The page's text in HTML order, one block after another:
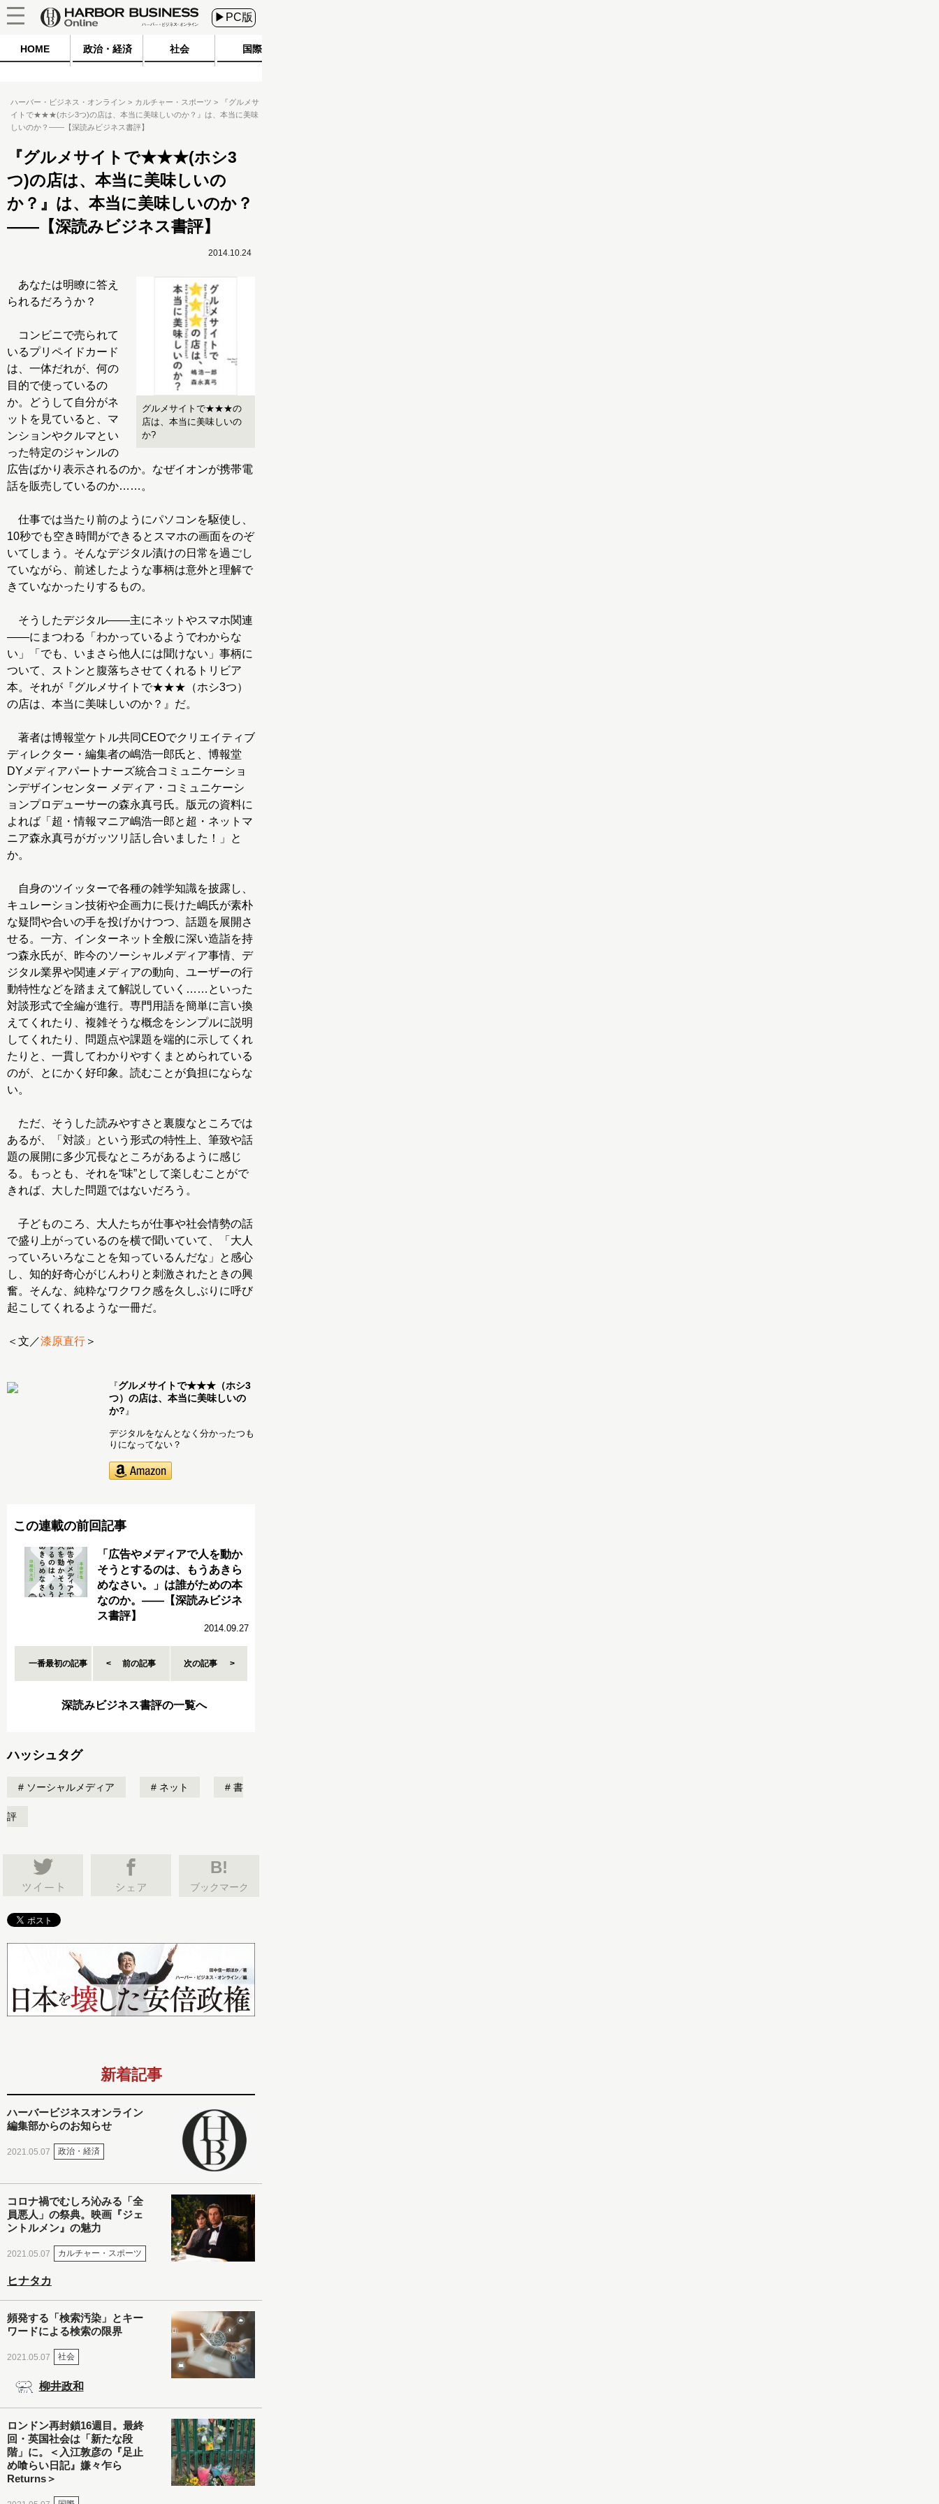
▶PC版
HOME 政治・経済 社会 国際
ハーバー・ビジネス・オンライン カルチャー・スポーツ
『グルメサ
イトで★★★(ホシ3つ)の店は、本当に美味しいのか？』は、本当に美味
しいのか？――【深読みビジネス書評】
『グルメサイトで★★★(ホシ3
つ)の店は、本当に美味しいの
か？』は、本当に美味しいのか？
――【深読みビジネス書評】
2014.10.24
グルメサイトで★★★の
店は、本当に美味しいの
か?
あなたは明瞭に答え
られるだろうか？
コンビニで売られて
いるプリペイドカード
は、一体だれが、何の
目的で使っているの
か。どうして自分がネ
ットを見ていると、マ
ンションやクルマとい
った特定のジャンルの
広告ばかり表示されるのか。なぜイオンが携帯電
話を販売しているのか……。
仕事では当たり前のようにパソコンを駆使し、
10秒でも空き時間ができるとスマホの画面をのぞ
いてしまう。そんなデジタル漬けの日常を過ごし
ていながら、前述したような事柄は意外と理解で
きていなかったりするもの。
そうしたデジタル――主にネットやスマホ関連
――にまつわる「わかっているようでわからな
い」「でも、いまさら他人には聞けない」事柄に
ついて、ストンと腹落ちさせてくれるトリビア
本。それが『グルメサイトで★★★（ホシ3つ）
の店は、本当に美味しいのか？』だ。
著者は博報堂ケトル共同CEOでクリエイティブ
ディレクター・編集者の嶋浩一郎氏と、博報堂
DYメディアパートナーズ統合コミュニケーショ
ンデザインセンター メディア・コミュニケーシ
ョンプロデューサーの森永真弓氏。版元の資料に
よれば「超・情報マニア嶋浩一郎と超・ネットマ
ニア森永真弓がガッツリ話し合いました！」と
か。
自身のツイッターで各種の雑学知識を披露し、
キュレーション技術や企画力に長けた嶋氏が素朴
な疑問や合いの手を投げかけつつ、話題を展開さ
せる。一方、インターネット全般に深い造詣を持
つ森永氏が、昨今のソーシャルメディア事情、デ
ジタル業界や関連メディアの動向、ユーザーの行
動特性などを踏まえて解説していく……といった
対談形式で全編が進行。専門用語を簡単に言い換
えてくれたり、複雑そうな概念をシンプルに説明
してくれたり、問題点や課題を端的に示してくれ
たりと、一貫してわかりやすくまとめられている
のが、とにかく好印象。読むことが負担にならな
い。
ただ、そうした読みやすさと裏腹なところでは
あるが、「対談」という形式の特性上、筆致や話
題の展開に多少冗長なところがあるように感じ
る。もっとも、それを“味”として楽しむことがで
きれば、大した問題ではないだろう。
子どものころ、大人たちが仕事や社会情勢の話
で盛り上がっているのを横で聞いていて、「大人
っていろいろなことを知っているんだな」と感心
し、知的好奇心がじんわりと刺激されたときの興
奮。そんな、純粋なワクワク感を久しぶりに呼び
起こしてくれるような一冊だ。
＜文／漆原直行 ＞
『グルメサイトで★★★（ホシ3
つ）の店は、本当に美味しいの
か? 』
デジタルをなんとなく分かったつも
りになってない？
この連載の前回記事
「広告やメディアで人を動か
そうとするのは、もうあきら
めなさい。」は誰がための本
なのか。――【深読みビジネ
ス書評】
2014.09.27
一番最初の記事 前の記事 次の記事
深読みビジネス書評の一覧へ
ハッシュタグ
ソーシャルメディア ネット 書
評
B!
ブックマーク
新着記事
ハーバービジネスオンライン
編集部からのお知らせ
2021.05.07 政治・経済
コロナ禍でむしろ沁みる「全
員悪人」の祭典。映画『ジェ
ントルメン』の魅力
2021.05.07 カルチャー・スポーツ
ヒナタカ
頻発する「検索汚染」とキー
ワードによる検索の限界
2021.05.07 社会
柳井政和
ロンドン再封鎖16週目。最終
回・英国社会は「新たな段
階」に。＜入江敦彦の『足止
め喰らい日記』嫌々乍ら
Returns＞